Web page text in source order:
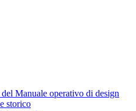
Manuale operativo di design
storico